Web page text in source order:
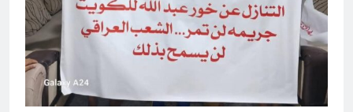
13 ساعة Ago
لوحة النشوة / راي الفلسفة
التجريدية للانسان